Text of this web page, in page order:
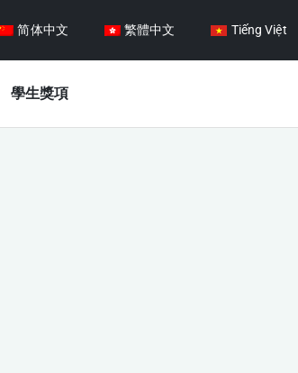
简体中文 繁體中文 Tiếng Việt
學生獎項